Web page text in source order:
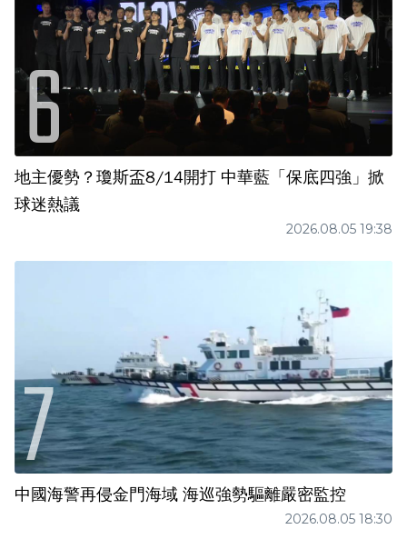
地主優勢？瓊斯盃8/14開打 中華藍「保底四強」掀
球迷熱議
2026.08.05 19:38
中國海警再侵金門海域 海巡強勢驅離嚴密監控
2026.08.05 18:30